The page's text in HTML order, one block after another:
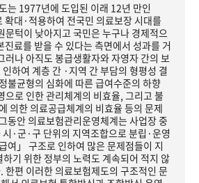
는 1977년에 도입된 이래 12년 만인
대·적용하여 전국민 의료보장 시대를
문턱이 낮아지고 국민은 누구나 경제적으
진료를 받을 수 있다는 측면에서 성과를 거
러나 아직도 봉급생활자와 자영자 간의 보
하여 계층 간 ·지역 간 부담의 형평성 결
불균형의 심화에 따른 급여수준의 하향
으로 인한 관리체계의 비효율, 그리고 불
의한 의료공급체계의 비효율 등의 문제
동안 의료보험관리운영체계는 사업장 중
·군·구 단위의 지역조합으로 분립·운영
여」 구조로 인하여 많은 문제점들이 지
기 위한 정부의 노력도 계속되어 적지 않
한편 이러한 의료보험제도의 구조적인 문